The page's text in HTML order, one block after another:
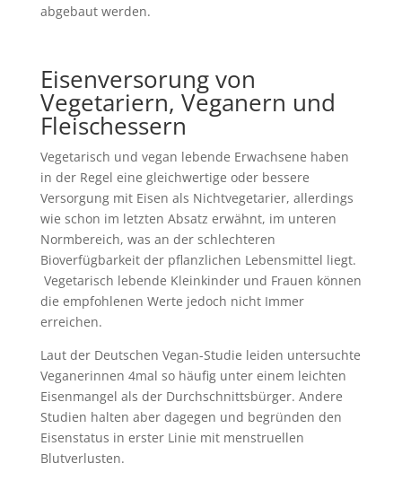
abgebaut werden.
Eisenversorung von
Vegetariern, Veganern und
Fleischessern
Vegetarisch und vegan lebende Erwachsene haben
in der Regel eine gleichwertige oder bessere
Versorgung mit Eisen als Nichtvegetarier, allerdings
wie schon im letzten Absatz erwähnt, im unteren
Normbereich, was an der schlechteren
Bioverfügbarkeit der pflanzlichen Lebensmittel liegt.
Vegetarisch lebende Kleinkinder und Frauen können
die empfohlenen Werte jedoch nicht Immer
erreichen.
Laut der Deutschen Vegan-Studie leiden untersuchte
Veganerinnen 4mal so häufig unter einem leichten
Eisenmangel als der Durchschnittsbürger. Andere
Studien halten aber dagegen und begründen den
Eisenstatus in erster Linie mit menstruellen
Blutverlusten.